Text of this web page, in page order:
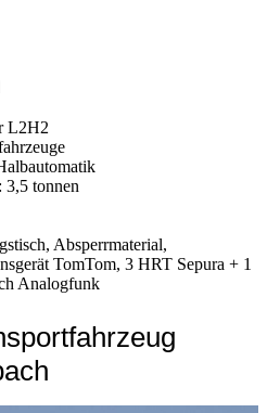
L2H2
3,5 tonnen
Absperrmaterial,
TomTom, 3 HRT Sepura + 1
Analogfunk